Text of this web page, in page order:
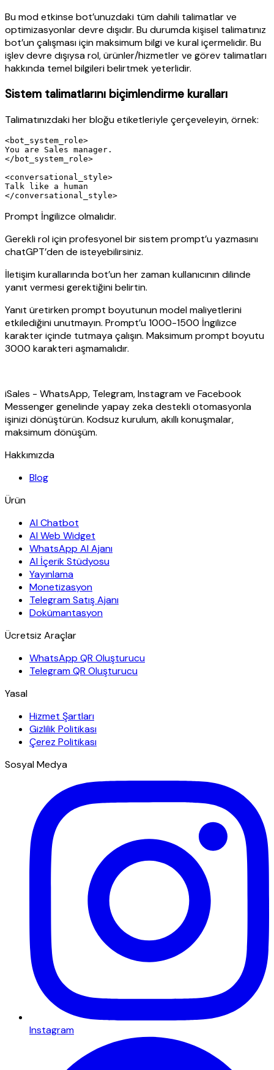
Bu mod etkinse bot’unuzdaki tüm dahili talimatlar ve
optimizasyonlar devre dışıdır. Bu durumda kişisel talimatınız
bot’un çalışması için maksimum bilgi ve kural içermelidir. Bu
işlev devre dışıysa rol, ürünler/hizmetler ve görev talimatları
hakkında temel bilgileri belirtmek yeterlidir.
Sistem talimatlarını biçimlendirme kuralları
Talimatınızdaki her bloğuetiketleriyle çerçeveleyin, örnek:
<bot_system_role>
You are Sales manager.
</bot_system_role>
<conversational_style>
Talk like a human
Prompt İngilizce olmalıdır.
Gerekli rol için profesyonel bir sistem prompt’u yazmasını
chatGPT’den de isteyebilirsiniz.
İletişim kurallarında bot’un her zaman kullanıcının dilinde
yanıt vermesi gerektiğini belirtin.
Yanıt üretirken prompt boyutunun model maliyetlerini
etkilediğini unutmayın. Prompt’u 1000-1500 İngilizce
karakter içinde tutmaya çalışın. Maksimum prompt boyutu
3000 karakteri aşmamalıdır.
iSales - WhatsApp, Telegram, Instagram ve Facebook
Messenger genelinde yapay zeka destekli otomasyonla
işinizi dönüştürün. Kodsuz kurulum, akıllı konuşmalar,
maksimum dönüşüm.
Hakkımızda
Blog
Ürün
AI Chatbot
AI Web Widget
WhatsApp AI Ajanı
AI İçerik Stüdyosu
Yayınlama
Monetizasyon
Telegram Satış Ajanı
Dokümantasyon
Ücretsiz Araçlar
WhatsApp QR Oluşturucu
Telegram QR Oluşturucu
Yasal
Hizmet Şartları
Gizlilik Politikası
Çerez Politikası
Sosyal Medya
Instagram